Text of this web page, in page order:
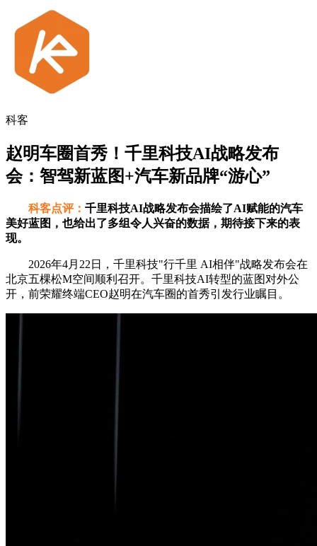
科客
赵明车圈首秀！千里科技AI战略发布
会：智驾新蓝图+汽车新品牌“游心”
科客点评： 千里科技AI战略发布会描绘了AI赋能的汽车
美好蓝图，也给出了多组令人兴奋的数据，期待接下来的表
现。
2026年4月22日，千里科技"行千里 AI相伴"战略发布会在
北京五棵松M空间顺利召开。千里科技AI转型的蓝图对外公
开，前荣耀终端CEO赵明在汽车圈的首秀引发行业瞩目。